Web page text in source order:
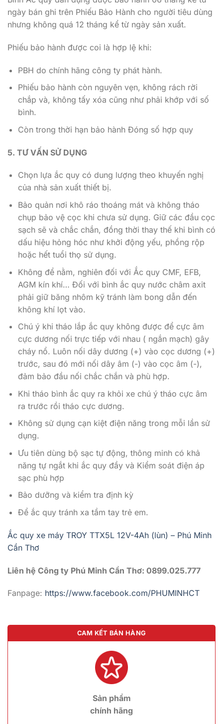
ngày bán ghi trên Phiếu Bảo Hành cho người tiêu dùng
nhưng không quá 12 tháng kể từ ngày sản xuất.
Phiếu bảo hành được coi là hợp lệ khi:
PBH do chính hãng công ty phát hành.
Phiếu bảo hành còn nguyên vẹn, không rách rời
chắp và, không tấy xóa cũng như phải khớp với số
bình.
Còn trong thời hạn bảo hành Đóng số hợp quy
5. TƯ VẤN SỬ DỤNG
Chọn lựa ắc quy có dung lượng theo khuyến nghị
của nhà sản xuất thiết bị.
Bảo quản nơi khô ráo thoáng mát và không tháo
chụp bảo vệ cọc khi chưa sử dụng. Giữ các đầu cọc
sạch sẽ và chắc chắn, đồng thời thay thế khi bình có
dấu hiệu hỏng hóc như khởi động yếu, phồng rộp
hoặc hết tuổi thọ sử dụng.
Không để nằm, nghiên đối với Ắc quy CMF, EFB,
AGM kín khí… Đối với bình ắc quy nước châm axit
phải giữ băng nhôm kỹ tránh làm bong dẫn đến
không khí lọt vào.
Chú ý khi tháo lắp ắc quy không được để cực âm
cực dương nối trực tiếp với nhau ( ngắn mạch) gây
cháy nổ. Luôn nối dây dương (+) vào cọc dương (+)
trước, sau đó mới nối dây âm (-) vào cọc âm (-),
đảm bảo đầu nối chắc chắn và phù hợp.
Khi tháo bình ắc quy ra khỏi xe chú ý tháo cực âm
ra trước rồi tháo cực dương.
Không sử dụng cạn kiệt điện năng trong mỗi lần sử
dụng.
Ưu tiên dùng bộ sạc tự động, thông minh có khả
năng tự ngắt khi ắc quy đầy và Kiểm soát điện áp
sạc phù hợp
Bảo dưỡng và kiểm tra định kỳ
Để ắc quy tránh xa tầm tay trẻ em.
Ắc quy xe máy TROY TTX5L 12V-4Ah (lùn) – Phú Minh
Cần Thơ
Liên hệ Công ty Phú Minh Cần Thơ: 0899.025.777
Fanpage: https://www.facebook.com/PHUMINHCT
CAM KẾT BÁN HÀNG
Sản phẩm
chính hãng